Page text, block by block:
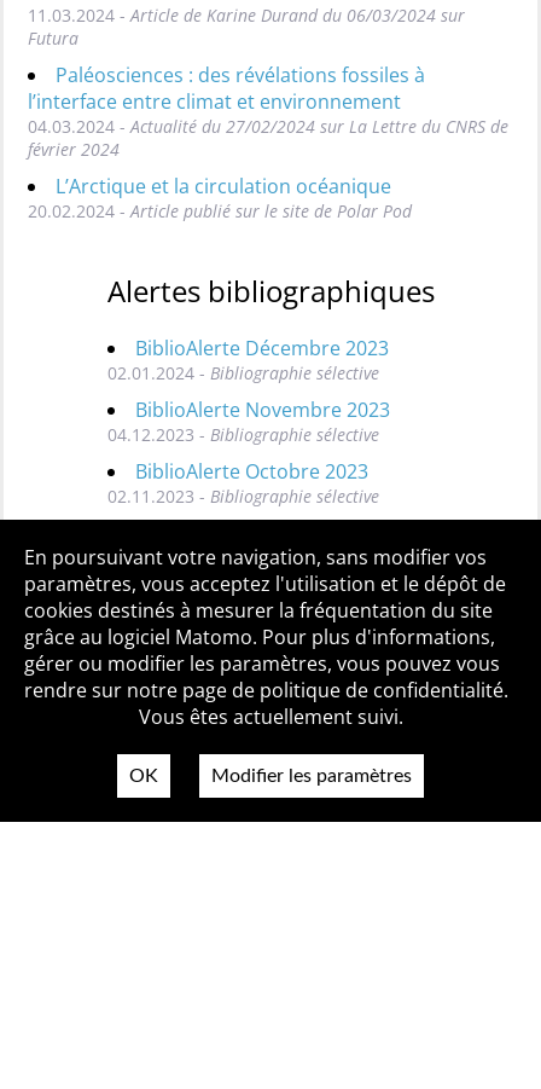
11.03.2024 - Article de Karine Durand du 06/03/2024 sur
Futura
Paléosciences : des révélations fossiles à
l’interface entre climat et environnement
04.03.2024 - Actualité du 27/02/2024 sur La Lettre du CNRS de
février 2024
L’Arctique et la circulation océanique
20.02.2024 - Article publié sur le site de Polar Pod
Alertes bibliographiques
BiblioAlerte Décembre 2023
02.01.2024 - Bibliographie sélective
BiblioAlerte Novembre 2023
04.12.2023 - Bibliographie sélective
BiblioAlerte Octobre 2023
02.11.2023 - Bibliographie sélective
Toutes les BiblioAlertes
Qui sommes-nous ? Mentions légales
Accessibilité
Politique de confidentialité
Contact
En poursuivant votre navigation, sans modifier vos
paramètres, vous acceptez l'utilisation et le dépôt de
cookies destinés à mesurer la fréquentation du site
grâce au logiciel Matomo. Pour plus d'informations,
gérer ou modifier les paramètres, vous pouvez vous
rendre sur notre page de politique de confidentialité.
Vous êtes actuellement suivi.
OK Modifier les paramètres